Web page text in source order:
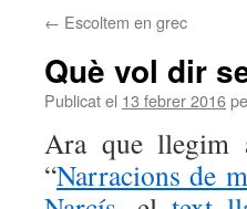
← Escoltem en grec
Què vol dir
Publicat el 13 febrer 2016
Ara que llegim
“Narracions de